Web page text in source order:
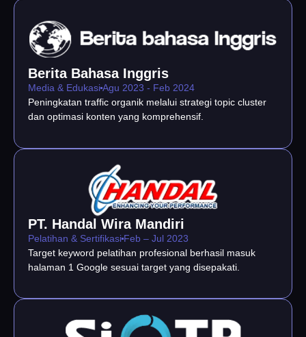
Berita Bahasa Inggris
Media & EdukasiAgu 2023 - Feb 2024
Peningkatan traffic organik melalui strategi topic cluster
dan optimasi konten yang komprehensif.
PT. Handal Wira Mandiri
Pelatihan & Sertifikasi Feb – Jul 2023
Target keyword pelatihan profesional berhasil masuk
halaman 1 Google sesuai target yang disepakati.